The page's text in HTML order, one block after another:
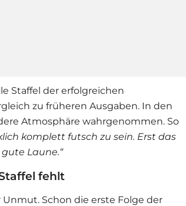
Staffel der erfolgreichen
zu früheren Ausgaben. In den
Atmosphäre wahrgenommen. So
komplett futsch zu sein. Erst das
Laune.“
fehlt
Schon die erste Folge der